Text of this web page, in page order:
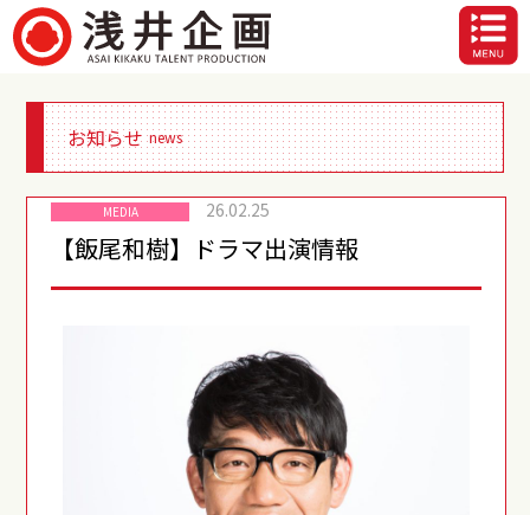
お知らせ news
MEDIA 26.02.25
【飯尾和樹】ドラマ出演情報